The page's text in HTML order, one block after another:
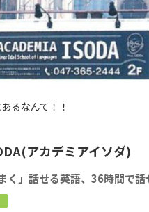
アカデミアイソダ)
く」話せる英語、36時間で
るなんて！！